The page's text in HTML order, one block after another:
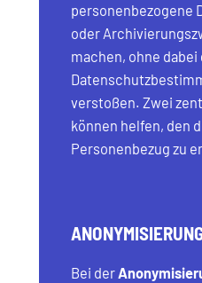
personenbezogene
oder
machen, ohne dabei
verstoßen. Zwei
können helfen, den
Personenbezug zu
Bei der